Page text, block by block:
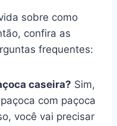
sobre como
confira as
frequentes:
caseira? Sim,
com paçoca
você vai precisar